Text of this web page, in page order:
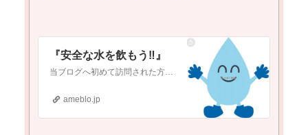
『安全な水を飲もう‼️』
当ブログへ初めて訪問された方へ当ブログは『新型コロナワクチン接種をしようかどうか迷っている』という方や『ワクチンについて調べたいけど、何から調べれば良いか分か…
ameblo.jp